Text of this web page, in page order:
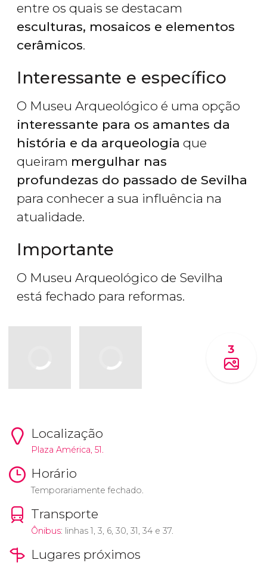
entre os quais se destacam
esculturas, mosaicos e elementos
cerâmicos.
Interessante e específico
O Museu Arqueológico é uma opção
interessante para os amantes da
história e da arqueologia que
queiram mergulhar nas
profundezas do passado de Sevilha
para conhecer a sua influência na
atualidade.
Importante
O Museu Arqueológico de Sevilha
está fechado para reformas.
3
Localização
Plaza América, 51.
Horário
Temporariamente fechado.
Transporte
Ônibus: linhas 1, 3, 6, 30, 31, 34 e 37.
Lugares próximos